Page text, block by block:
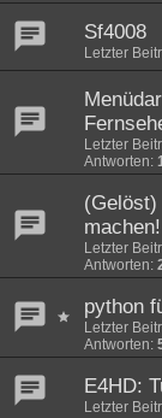
Sf4008
Letzter
Letzter
Antworten:
machen!
Letzter
Antworten:
python
Letzter
Antworten:
E4HD:
Letzter